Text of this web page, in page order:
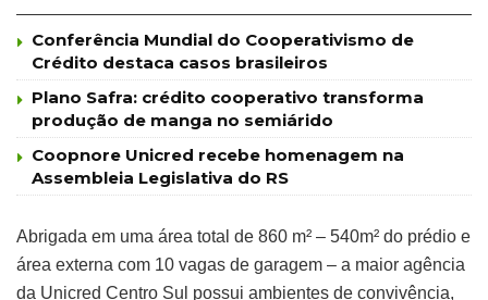
Conferência Mundial do Cooperativismo de
Crédito destaca casos brasileiros
Plano Safra: crédito cooperativo transforma
produção de manga no semiárido
Coopnore Unicred recebe homenagem na
Assembleia Legislativa do RS
Abrigada em uma área total de 860 m² – 540m² do prédio e
área externa com 10 vagas de garagem – a maior agência
da Unicred Centro Sul possui ambientes de convivência,